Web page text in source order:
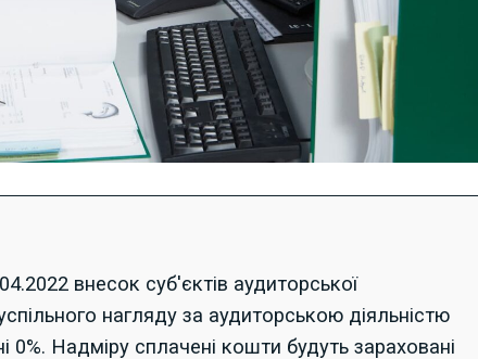
внесок суб'єктів аудиторської
нагляду за аудиторською діяльністю
0%. Надміру сплачені кошти будуть зараховані